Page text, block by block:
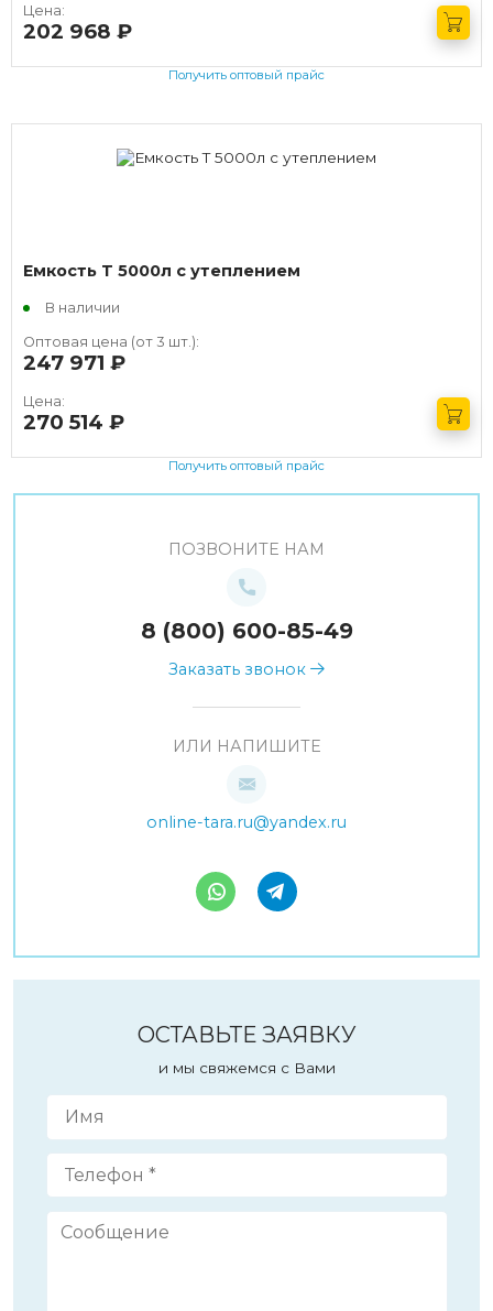
Цена:
202 968
Получить оптовый прайс
Емкость T 5000л с утеплением
В наличии
Оптовая цена (от 3 шт.):
247 971
Цена:
270 514
Получить оптовый прайс
ПОЗВОНИТЕ НАМ
8 (800) 600-85-49
Заказать звонок
ИЛИ НАПИШИТЕ
online-tara.ru@yandex.ru
ОСТАВЬТЕ ЗАЯВКУ
и мы свяжемся с Вами